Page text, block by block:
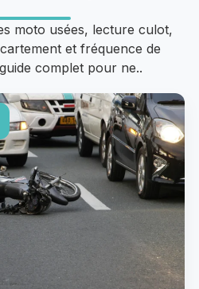
moto usées, lecture culot,
et fréquence de
complet pour ne..